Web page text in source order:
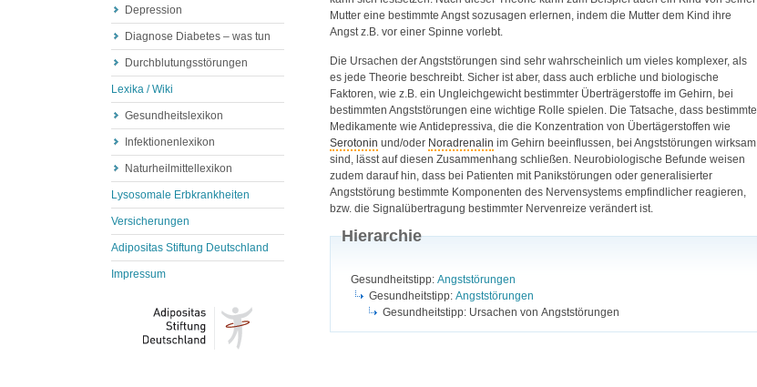
Depression
Diagnose Diabetes – was tun
Durchblutungsstörungen
Lexika / Wiki
Gesundheitslexikon
Infektionenlexikon
Naturheilmittellexikon
Lysosomale Erbkrankheiten
Versicherungen
Adipositas Stiftung Deutschland
Impressum
Mutter eine bestimmte Angst sozusagen erlernen, indem die Mutter dem Kind ihre
Angst z.B. vor einer Spinne vorlebt.
Die Ursachen der Angststörungen sind sehr wahrscheinlich um vieles komplexer, als
es jede Theorie beschreibt. Sicher ist aber, dass auch erbliche und biologische
Faktoren, wie z.B. ein Ungleichgewicht bestimmter Überträgerstoffe im Gehirn, bei
bestimmten Angststörungen eine wichtige Rolle spielen. Die Tatsache, dass bestimmte
Medikamente wie Antidepressiva, die die Konzentration von Übertägerstoffen wie
Serotonin und/oder Noradrenalin im Gehirn beeinflussen, bei Angststörungen wirksam
sind, lässt auf diesen Zusammenhang schließen. Neurobiologische Befunde weisen
zudem darauf hin, dass bei Patienten mit Panikstörungen oder generalisierter
Angststörung bestimmte Komponenten des Nervensystems empfindlicher reagieren,
bzw. die Signalübertragung bestimmter Nervenreize verändert ist.
Hierarchie
Gesundheitstipp: Angststörungen
Gesundheitstipp: Angststörungen
Gesundheitstipp: Ursachen von Angststörungen